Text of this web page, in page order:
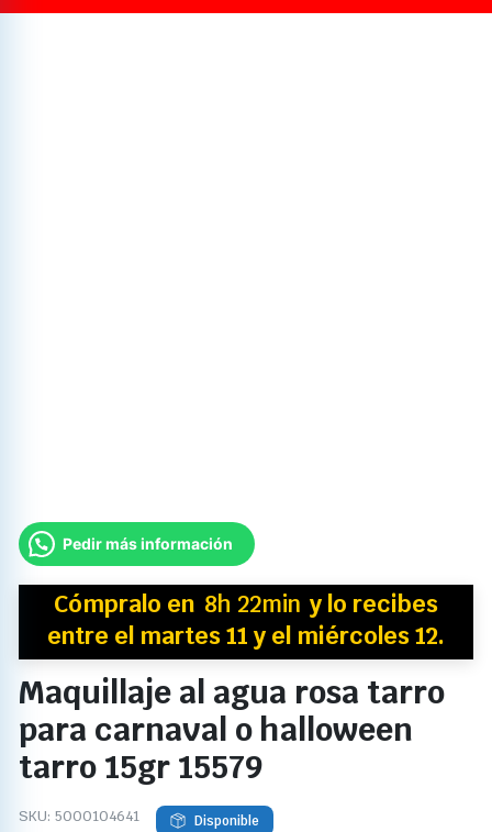
Pedir más información
Cómpralo en 8h 22min y lo recibes
entre el martes 11 y el miércoles 12.
Maquillaje al agua rosa tarro
para carnaval o halloween
tarro 15gr 15579
SKU: 5000104641 Disponible